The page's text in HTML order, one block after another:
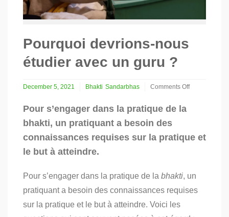
Pourquoi devrions-nous
étudier avec un guru ?
December 5, 2021 Bhakti Sandarbhas
Comments Off
Pourquoi
devrions-
nous
étudier
avec
Pour s’engager dans la pratique de la
bhakti, un pratiquant a besoin des
connaissances requises sur la pratique et
le but à atteindre.
Pour s’engager dans la pratique de la bhakti, un
pratiquant a besoin des connaissances requises
sur la pratique et le but à atteindre. Voici les